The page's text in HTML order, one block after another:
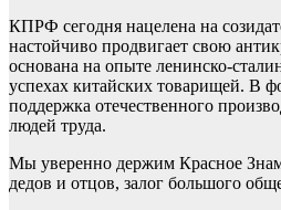
КПРФ сегодня нацелена на
настойчиво продвигает свою
основана на опыте ленинско-
успехах китайских товарищей. В
поддержка отечественного
людей труда.
Мы уверенно держим Красное
дедов и отцов, залог большого